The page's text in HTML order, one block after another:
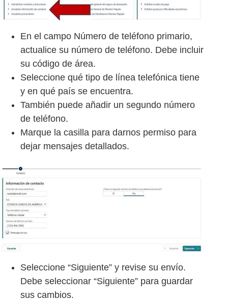
En el campo Número de teléfono primario,
actualice su número de teléfono. Debe incluir
su código de área.
Seleccione qué tipo de línea telefónica tiene
y en qué país se encuentra.
También puede añadir un segundo número
de teléfono.
Marque la casilla para darnos permiso para
dejar mensajes detallados.
Seleccione “Siguiente” y revise su envío.
Debe seleccionar “Siguiente” para guardar
sus cambios.